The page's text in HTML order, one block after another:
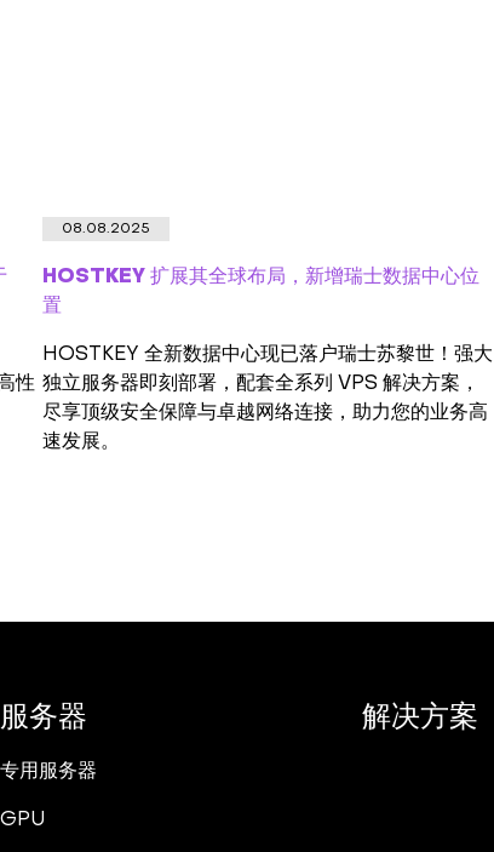
性
08.08.2025
HOSTKEY 扩展其全球布局，新增瑞士数据中心位
置
HOSTKEY 全新数据中心现已落户瑞士苏黎世！强大
独立服务器即刻部署，配套全系列 VPS 解决方案，
尽享顶级安全保障与卓越网络连接，助力您的业务高
速发展。
服务器
专用服务器
GPU
解决方案